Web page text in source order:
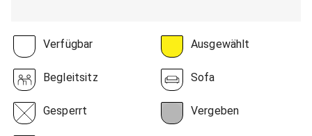
Verfügbar Ausgewählt
Begleitsitz Sofa
Gesperrt Vergeben